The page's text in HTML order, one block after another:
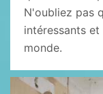
N'oubliez pas
intéressants
monde.